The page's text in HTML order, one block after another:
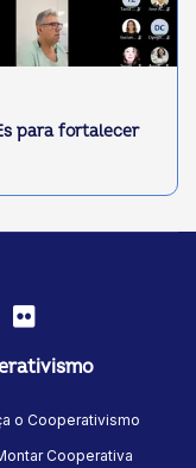
para fortalecer
o Cooperativismo
Cooperativa